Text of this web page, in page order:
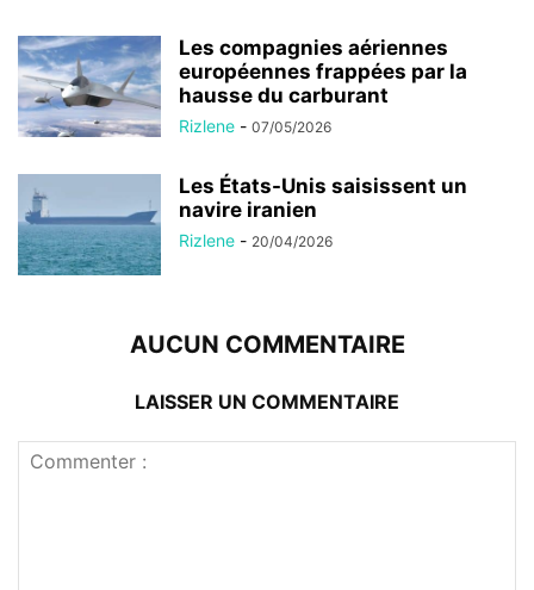
Les compagnies aériennes
européennes frappées par la
hausse du carburant
Rizlene - 07/05/2026
Les États-Unis saisissent un
navire iranien
Rizlene - 20/04/2026
AUCUN COMMENTAIRE
LAISSER UN COMMENTAIRE